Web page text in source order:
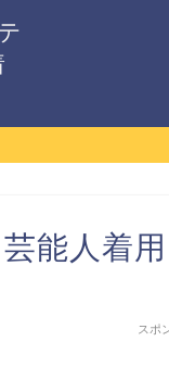
能人着
スポ